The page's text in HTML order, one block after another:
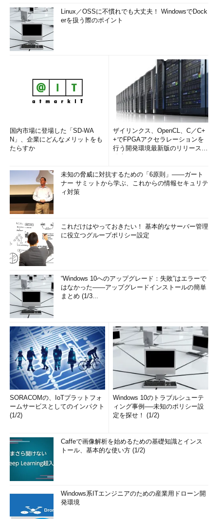
Linux／OSSに不慣れでも大丈夫！ WindowsでDock
erを扱う際のポイント
国内市場に登場した「SD-WA
N」、企業にどんなメリットをも
たらすか
ザイリンクス、OpenCL、C／C+
+でFPGAアクセラレーションを
行う開発環境最新版のリリースを
未知の脅威に対抗するための「6原則」――ガート
ナー サミットから学ぶ、これからの情報セキュリテ
ィ対策
これだけはやっておきたい！ 基本的なサーバー管理
に役立つグループポリシー設定
“Windows 10へのアップグレード：失敗”はエラーで
はなかった――アップグレードインストールの簡単
まとめ (1/3...
SORACOMの、IoTプラットフォ
ームサービスとしてのインパクト
(1/2)
Windows 10のトラブルシューテ
ィング事例──未知のポリシー設
定を探せ！ (1/2)
Caffeで画像解析を始めるための基礎知識とインス
トール、基本的な使い方 (1/2)
Windows系ITエンジニアのための産業用ドローン開
発環境